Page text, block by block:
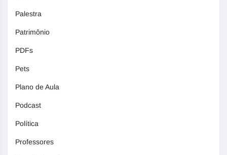
Palestra
Patrimônio
PDFs
Pets
Plano de Aula
Podcast
Política
Professores